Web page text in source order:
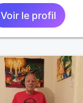
Voir le profil